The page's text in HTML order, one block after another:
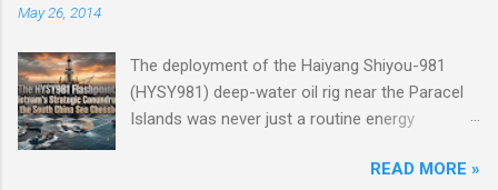
May 26, 2014
The deployment of the Haiyang Shiyou-981
(HYSY981) deep-water oil rig near the Paracel
Islands was never just a routine energy
masterclass in China’s gray-zone tactics ,
READ MORE »